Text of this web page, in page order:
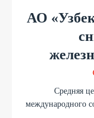
АО
Средняя
международного